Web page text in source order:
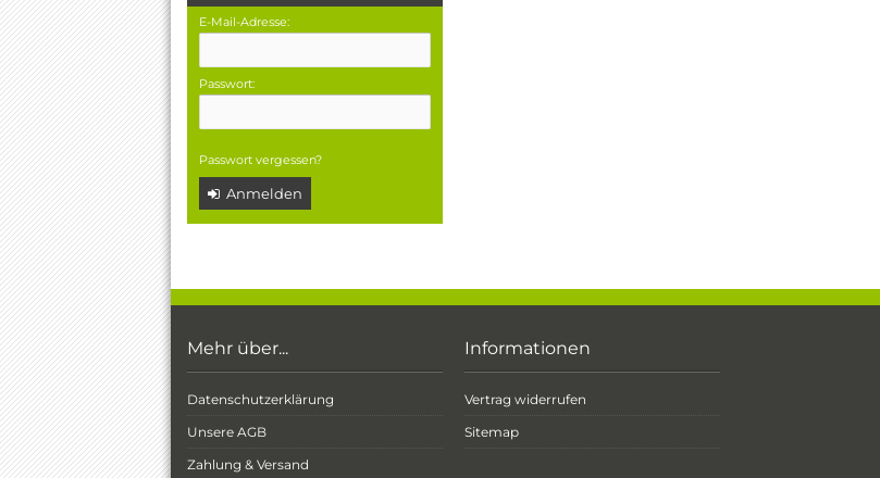
E-Mail-Adresse:
Passwort:
Passwort vergessen?
Anmelden
Mehr über...
Datenschutzerklärung
Unsere AGB
Zahlung & Versand
Informationen
Vertrag widerrufen
Sitemap